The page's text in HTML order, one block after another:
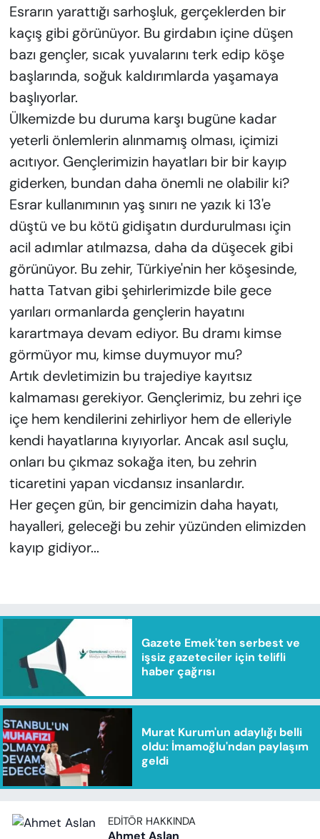
Esrarın yarattığı sarhoşluk, gerçeklerden bir
kaçış gibi görünüyor. Bu girdabın içine düşen
bazı gençler, sıcak yuvalarını terk edip köşe
başlarında, soğuk kaldırımlarda yaşamaya
başlıyorlar.
Ülkemizde bu duruma karşı bugüne kadar
yeterli önlemlerin alınmamış olması, içimizi
acıtıyor. Gençlerimizin hayatları bir bir kayıp
giderken, bundan daha önemli ne olabilir ki?
Esrar kullanımının yaş sınırı ne yazık ki 13'e
düştü ve bu kötü gidişatın durdurulması için
acil adımlar atılmazsa, daha da düşecek gibi
görünüyor. Bu zehir, Türkiye'nin her köşesinde,
hatta Tatvan gibi şehirlerimizde bile gece
yarıları ormanlarda gençlerin hayatını
karartmaya devam ediyor. Bu dramı kimse
görmüyor mu, kimse duymuyor mu?
Artık devletimizin bu trajediye kayıtsız
kalmaması gerekiyor. Gençlerimiz, bu zehri içe
içe hem kendilerini zehirliyor hem de elleriyle
kendi hayatlarına kıyıyorlar. Ancak asıl suçlu,
onları bu çıkmaz sokağa iten, bu zehrin
ticaretini yapan vicdansız insanlardır.
Her geçen gün, bir gencimizin daha hayatı,
hayalleri, geleceği bu zehir yüzünden elimizden
kayıp gidiyor...
Gazete Emek'ten serbest ve
işsiz gazeteciler için telifli
haber çağrısı
Murat Kurum'un adaylığı belli
oldu: İmamoğlu'ndan paylaşım
geldi
EDITÖR HAKKINDA
Ahmet Aslan